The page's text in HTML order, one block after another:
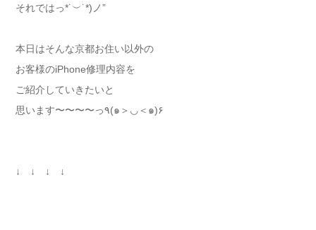
それではっ*˙︶˙*)ノ”
本日はそんな京都お住い以外の
お客様のiPhone修理内容を
ご紹介していきたいと
思います〜〜〜〜っ٩(๑＞◡＜๑)۶
↓ ↓ ↓ ↓